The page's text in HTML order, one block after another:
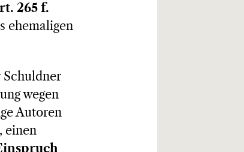
265 f.
ehemaligen
Schuldner
wegen
Autoren
einen